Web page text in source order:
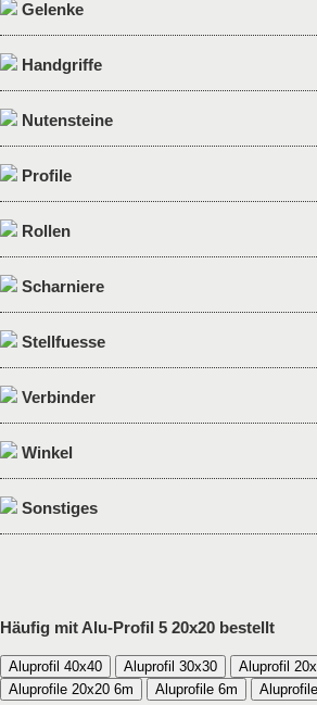
Gelenke
Handgriffe
Nutensteine
Profile
Rollen
Scharniere
Stellfuesse
Verbinder
Winkel
Sonstiges
Häufig mit Alu-Profil 5 20x20 bestellt
Aluprofil 40x40 Aluprofil 30x30 Aluprofil
Aluprofile 20x20 6m
Aluprofile 6m